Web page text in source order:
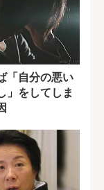
「自分の悪い
」をしてしま